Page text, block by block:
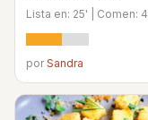
Lista en: 25' | Comen: 4
porSandra